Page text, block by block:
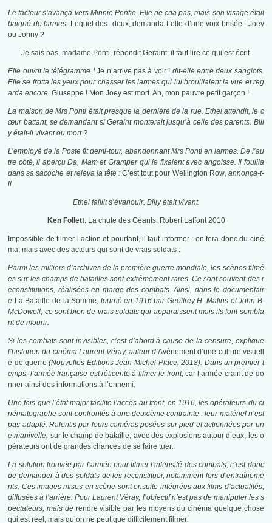
Le facteur s’avança vers Minnie Pontie. Elle ne cria pas, mais son visage était
baigné de larmes. Lequel des deux, demanda-t-elle d’une voix brisée : Joey
ou Johny ?
Je sais pas, madame Ponti, répondit Geraint, il faut lire ce qui est écrit.
Elle ouvrit le télégramme !Je n’arrive pas à voir ! dit-elle entre deux sanglots.
Elle se frotta les yeux pour chasser les larmes qui lui brouillaient la vue et reg
arda encore.Giuseppe ! Mon Joey est mort. Ah, mon pauvre petit garçon !
La maison de Mrs Ponti était presque la dernière de la rue. Ethel attendit, le c
œur battant, se demandant si Geraint monterait jusqu’à celle des parents. Bill
y était-il vivant ou mort ?
L’employé de la Poste fit demi-tour, abandonnant Mrs Ponti en larmes. De l’au
tre côté, il aperçu Da, Mam et Gramper qui le fixaient avec angoisse. Il fouilla
dans sa sacoche et releva la tête :C’est tout pour Wellington Row, annonça-t-
il
Ethel faillit s’évanouir. Billy était vivant.
Ken Follett. La chute des Géants. Robert Laffont 2010
Impossible de filmer l’action et pourtant, il faut informer : on fera donc du ciné
ma, mais avec des acteurs qui sont de vrais soldats :
Parmi les milliers d’archives de la première guerre mondiale, les scènes filmé
es sur les champs de batailles sont extrêmement rares. Ce sont souvent des r
econstitutions, réalisées en marge des combats. Ainsi, dans le documentair
e La Bataille de la Somme, tourné en 1916 par Geoffrey H. Malins et John B.
McDowell, ce sont bien de vrais soldats qui apparaissent mais ils font sembla
nt de mourir.
Si les combats sont invisibles, c’est d’abord à cause de la censure, explique
l’historien du cinéma Laurent Véray, auteur d’Avènement d’une culture visuell
e de guerre (Nouvelles Editions Jean-Michel Place, 2018). Dans un premier t
emps, l’armée française est réticente à filmer le front,car l’armée craint de do
nner ainsi des informations à l’ennemi.
Une fois que l’état major facilite l’accès au front, en 1916, les opérateurs du ci
nématographe sont confrontés à une deuxième contrainte : leur matériel n’est
pas adapté. Ralentis par leurs caméras posées sur pied et actionnées par un
e manivelle, sur le champ de bataille, avec des explosions autour d’eux, les o
pérateurs ont de grandes chances de se faire tuer.
La solution trouvée par l’armée pour filmer l’intensité des combats, c’est donc
de demander à des soldats de les reconstituer, notamment lors d’entraîneme
nts. Ces images mises en scène sont ensuite intégrées aux films d’actualités,
diffusées à l’arrière. Pour Laurent Véray, l’objectif n’est pas de manipuler les s
pectateurs, mais de rendre visible par les moyens du cinéma quelque chose
qui est réel, mais qu’on ne peut que difficilement filmer.